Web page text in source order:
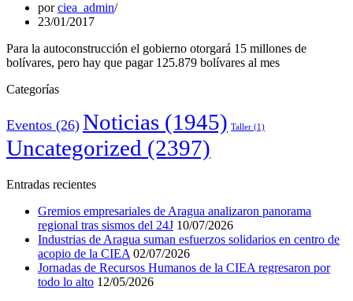
porciea_admin
23/01/2017
Para la autoconstrucción el gobierno otorgará 15 millones de
bolívares, pero hay que pagar 125.879 bolívares al mes
Categorías
Eventos (26) Noticias (1945) Taller (1)
Uncategorized (2397)
Entradas recientes
Gremios empresariales de Aragua analizaron panorama
regional tras sismos del 24J 10/07/2026
Industrias de Aragua suman esfuerzos solidarios en centro de
acopio de la CIEA 02/07/2026
Jornadas de Recursos Humanos de la CIEA regresaron por
todo lo alto 12/05/2026